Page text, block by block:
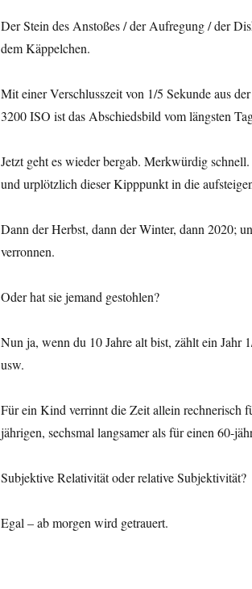
Der Stein des Anstoßes / der Aufregung / der
dem Käppelchen.
Mit einer Verschlusszeit von 1/5 Sekunde aus
3200 ISO ist das Abschiedsbild vom längsten
Jetzt geht es wieder bergab. Merkwürdig
und urplötzlich dieser Kipppunkt in die
Dann der Herbst, dann der Winter, dann 2020;
verronnen.
Oder hat sie jemand gestohlen?
Nun ja, wenn du 10 Jahre alt bist, zählt ein Jahr
usw.
Für ein Kind verrinnt die Zeit allein rechnerisch
jährigen, sechsmal langsamer als für einen 60-
Subjektive Relativität oder relative Subjektivität?
Egal – ab morgen wird getrauert.